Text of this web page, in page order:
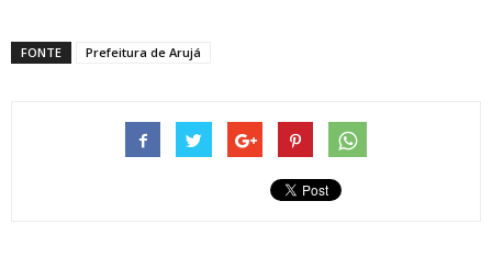
FONTE Prefeitura de Arujá